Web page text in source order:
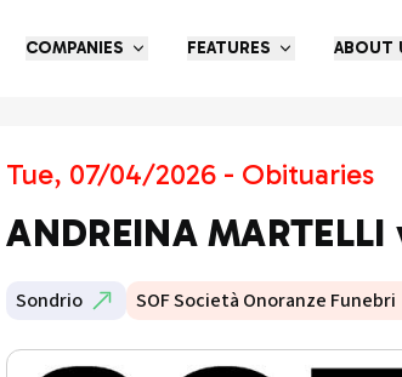
COMPANIES FEATURES ABOUT
Tue, 07/04/2026 - Obituaries
ANDREINA
Sondrio SOF Società Onoranze Funebri